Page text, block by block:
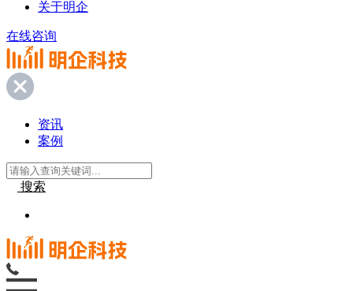
关于明企
在线咨询
资讯
案例
搜索